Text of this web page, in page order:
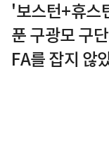
'보스턴+휴스
푼 구광모 구
FA를 잡지 않